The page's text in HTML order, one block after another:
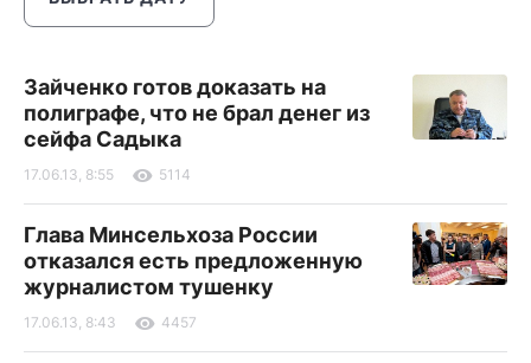
Зайченко готов доказать на
полиграфе, что не брал денег из
сейфа Садыка
17.06.13, 8:55 5114
Глава Минсельхоза России
отказался есть предложенную
журналистом тушенку
17.06.13, 8:43 4457